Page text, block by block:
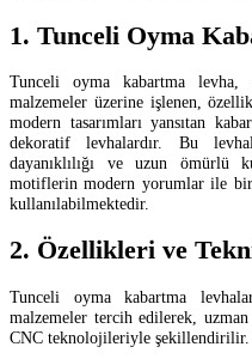
1. Tunceli Oyma
Tunceli oyma kabartma
malzemeler üzerine işlenen,
modern tasarımları yansıtan
dekoratif levhalardır. Bu
dayanıklılığı ve uzun ömürlü
motiflerin modern yorumlar ile
kullanılabilmektedir.
2. Özellikleri ve
Tunceli oyma kabartma
malzemeler tercih edilerek,
CNC teknolojileriyle